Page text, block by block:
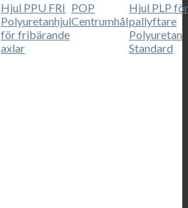
Hjul PPU FRI
Polyuretanhjul
för fribärande
axlar
POP
Centrumhål
Hjul PLP
pallyftare
Polyuretan
Standard